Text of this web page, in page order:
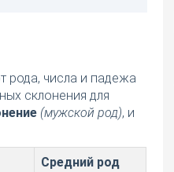
рода, числа и падежа
склонения для
(мужской род), и
Средний род